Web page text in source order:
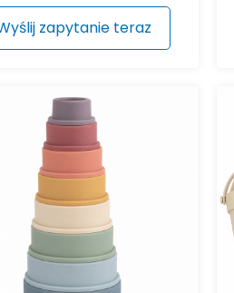
zapytanie teraz